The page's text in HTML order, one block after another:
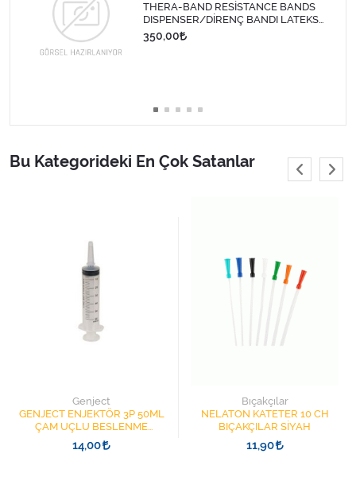
Tıbbi Tekstil Ürünleri
Varis Çorapları
THERA-BAND RESİSTANCE BANDS
DISPENSER/DİRENÇ BANDI LATEKS
1,5 MT-SARI
350,00
Bu Kategorideki En Çok Satanlar
Genject
GENJECT ENJEKTÖR 3P 50ML
ÇAM UÇLU BESLENME
ŞIRINGASI 1852412 KATATER
UÇLU
14,00
Bıçakçılar
NELATON KATETER 10 CH
BIÇAKÇILAR SİYAH
11,90